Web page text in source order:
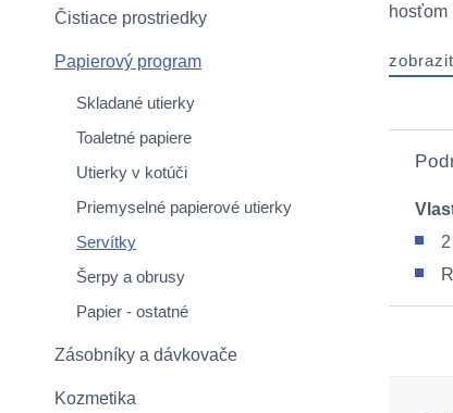
Čistiace prostriedky
Papierový program
Skladané utierky
Toaletné papiere
Utierky v kotúči
Priemyselné papierové utierky
Servítky
Šerpy a obrusy
Papier - ostatné
Zásobníky a dávkovače
Kozmetika
hosťom